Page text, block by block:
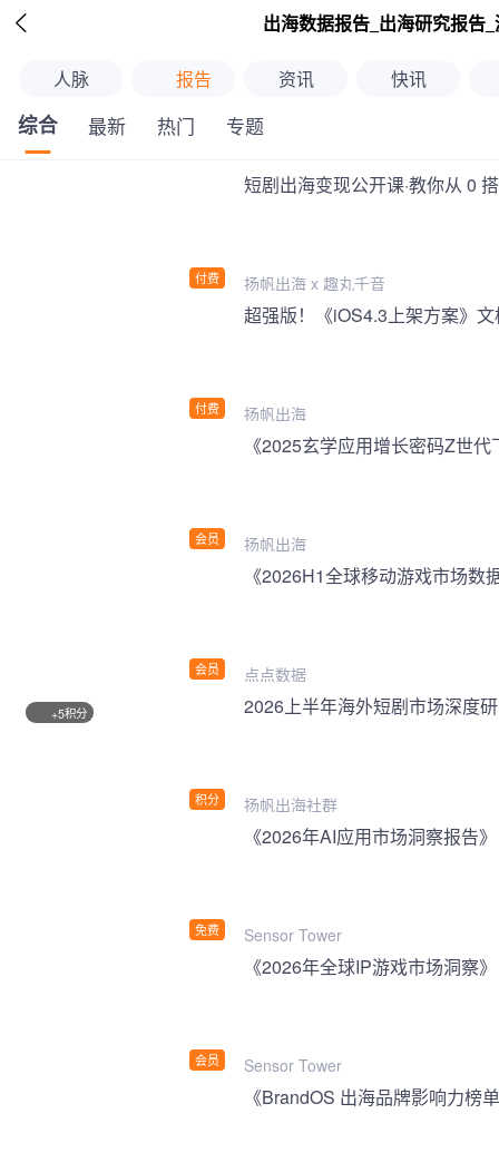
 出海数据报告_出海研究报告
人脉 报告 资讯 快讯
综合 最新 热门 专题
付费
短剧出海变现公开课·教你从 0
扬帆出海 x 趣丸千音
付费 扬帆出海
会员
《2025玄学应用增长密码Z世
扬帆出海
会员
《2026H1全球移动游戏市场数
点点数据
+5积分
积分
2026上半年海外短剧市场深度
扬帆出海社群
免费
《2026年AI应用市场洞察报告》
Sensor Tower
会员
《2026年全球IP游戏市场洞察》
Sensor Tower
《BrandOS 出海品牌影响力榜